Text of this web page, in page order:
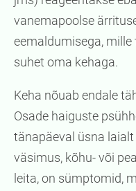
vanemapoolse
eemaldumisega, mille
suhet oma kehaga.
Keha nõuab endale
Osade haiguste
tänapäeval üsna
väsimus, kõhu- või
leita, on sümptomid,